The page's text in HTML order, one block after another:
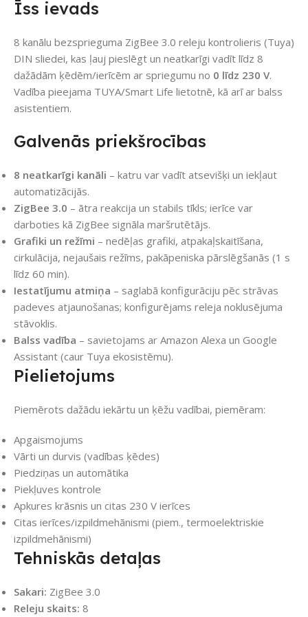
Īss ievads
8 kanālu bezsprieguma ZigBee 3.0 releju kontrolieris (Tuya)
DIN sliedei, kas ļauj pieslēgt un neatkarīgi vadīt līdz 8
dažādām ķēdēm/ierīcēm ar spriegumu no 0 līdz 230 V.
Vadība pieejama TUYA/Smart Life lietotnē, kā arī ar balss
asistentiem.
Galvenās priekšrocības
8 neatkarīgi kanāli – katru var vadīt atsevišķi un iekļaut
automatizācijās.
ZigBee 3.0 – ātra reakcija un stabils tīkls; ierīce var
darboties kā ZigBee signāla maršrutētājs.
Grafiki un režīmi – nedēļas grafiki, atpakaļskaitīšana,
cirkulācija, nejaušais režīms, pakāpeniska pārslēgšanās (1 s
līdz 60 min).
Iestatījumu atmiņa – saglabā konfigurāciju pēc strāvas
padeves atjaunošanas; konfigurējams releja noklusējuma
stāvoklis.
Balss vadība – savietojams ar Amazon Alexa un Google
Assistant (caur Tuya ekosistēmu).
Pielietojums
Piemērots dažādu iekārtu un ķēžu vadībai, piemēram:
Apgaismojums
Vārti un durvis (vadības ķēdes)
Piedziņas un automātika
Piekļuves kontrole
Apkures krāsnis un citas 230 V ierīces
Citas ierīces/izpildmehānismi (piem., termoelektriskie
izpildmehānismi)
Tehniskās detaļas
Sakari: ZigBee 3.0
Releju skaits: 8